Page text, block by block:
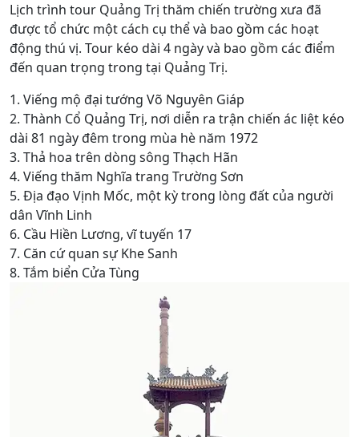
Lịch trình tour Quảng Trị thăm chiến trường xưa đã
được tổ chức một cách cụ thể và bao gồm các hoạt
động thú vị. Tour kéo dài 4 ngày và bao gồm các điểm
đến quan trọng trong tại Quảng Trị.
1. Viếng mộ đại tướng Võ Nguyên Giáp
2. Thành Cổ Quảng Trị, nơi diễn ra trận chiến ác liệt kéo
dài 81 ngày đêm trong mùa hè năm 1972
3. Thả hoa trên dòng sông Thạch Hãn
4. Viếng thăm Nghĩa trang Trường Sơn
5. Địa đạo Vịnh Mốc, một kỳ trong lòng đất của người
dân Vĩnh Linh
6. Cầu Hiền Lương, vĩ tuyến 17
7. Căn cứ quan sự Khe Sanh
8. Tắm biển Cửa Tùng